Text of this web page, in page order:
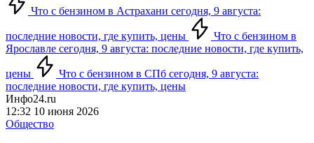
Что с бензином в Астрахани сегодня, 9 августа:
последние новости, где купить, цены
Что с бензином в
Ярославле сегодня, 9 августа: последние новости, где купить,
цены
Что с бензином в СПб сегодня, 9 августа:
последние новости, где купить, цены
Инфо24.ru
12:32 10 июня 2026
Общество